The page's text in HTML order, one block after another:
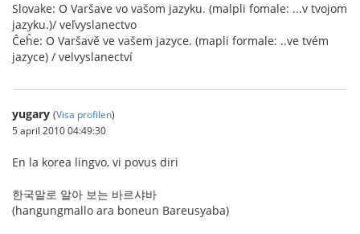
Slovake: O Varšave vo vašom jazyku. (malpli fomale: ...v tvojom
jazyku.)/ veľvyslanectvo
Ĉeĥe: O Varšavě ve vašem jazyce. (mapli formale: ..ve tvém
jazyce) / velvyslanectví
yugary (Visa profilen)
5 april 2010 04:49:30
En la korea lingvo, vi povus diri
한국말로 알아 보는 바르샤바
(hangungmallo ara boneun Bareusyaba)